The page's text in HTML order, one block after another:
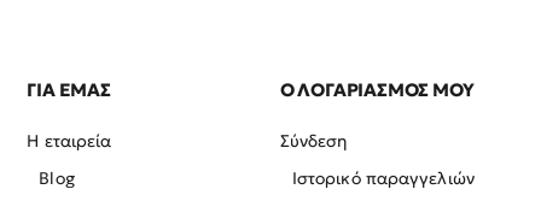
ΓΙΑ ΕΜΑΣ
Η εταιρεία
Blog
Ο ΛΟΓΑΡΙΑΣΜΟΣ ΜΟΥ
Σύνδεση
Ιστορικό παραγγελιών